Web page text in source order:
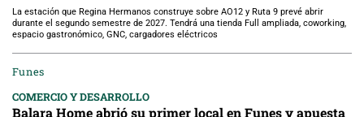
La estación que Regina Hermanos construye sobre AO12 y Ruta 9 prevé abrir
durante el segundo semestre de 2027. Tendrá una tienda Full ampliada, coworking,
espacio gastronómico, GNC, cargadores eléctricos
Funes
COMERCIO Y DESARROLLO
Balara Home abrió su primer local en Funes y apuesta